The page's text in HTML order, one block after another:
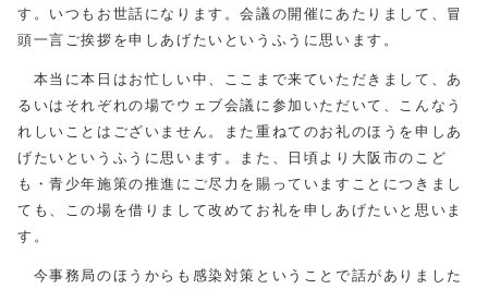
す。いつもお世話になります。会議の開催にあたりまして、冒
頭一言ご挨拶を申しあげたいというふうに思います。
本当に本日はお忙しい中、ここまで来ていただきまして、あ
るいはそれぞれの場でウェブ会議に参加いただいて、こんなう
れしいことはございません。また重ねてのお礼のほうを申しあ
げたいというふうに思います。また、日頃より大阪市のこど
も・青少年施策の推進にご尽力を賜っていますことにつきまし
ても、この場を借りまして改めてお礼を申しあげたいと思いま
す。
今事務局のほうからも感染対策ということで話がありました